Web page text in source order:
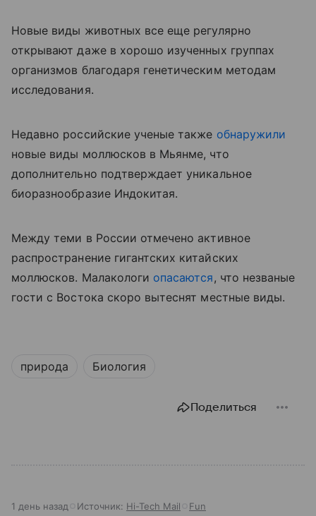
Новые виды животных все еще регулярно
открывают даже в хорошо изученных группах
организмов благодаря генетическим методам
исследования.
Недавно российские ученые также обнаружили
новые виды моллюсков в Мьянме, что
дополнительно подтверждает уникальное
биоразнообразие Индокитая.
Между теми в России отмечено активное
распространение гигантских китайских
моллюсков. Малакологи опасаются , что незваные
гости с Востока скоро вытеснят местные виды.
природа Биология
Поделиться
1 день назад Источник: Hi-Tech Mail Fun